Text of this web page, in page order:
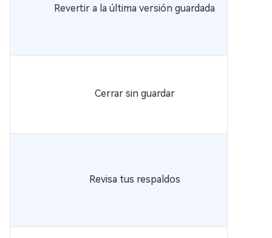
Revertir a la última versión guardada
Cerrar sin guardar
Revisa tus respaldos